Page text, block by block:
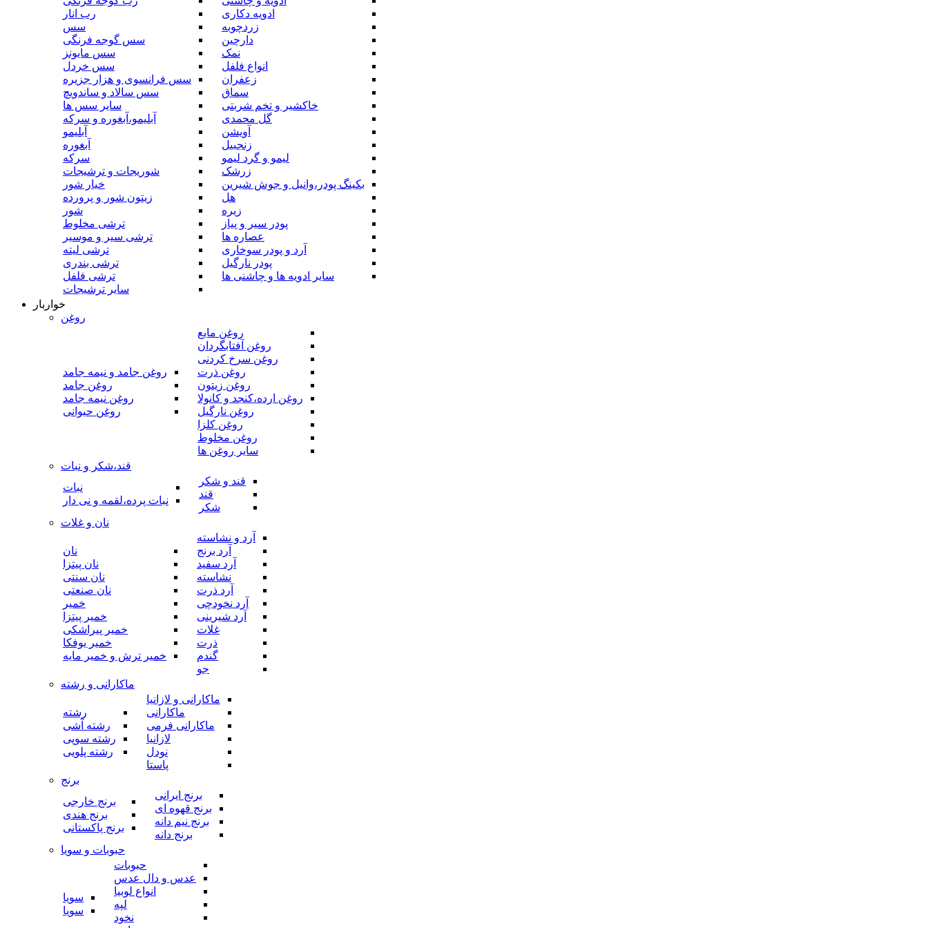
ادویه دکاری
زردچوبه
دارچین
نمک
انواع فلفل
زعفران
سماق
خاکشیر و تخم شربتی
گل محمدی
آویشن
زنجبیل
لیمو و گرد لیمو
زرشک
بکینگ پودر،وانیل و جوش شیرین
هل
زیره
پودر سیر و پیاز
عصاره ها
آرد و پودر سوخاری
پودر نارگیل
سایر ادویه ها و چاشنی ها
رب انار
سس
سس گوجه فرنگی
سس مایونز
سس خردل
سس فرانسوی و هزار جزیره
سس سالاد و ساندویچ
سایر سس ها
آبلیمو،آبغوره و سرکه
آبلیمو
آبغوره
سرکه
شوریجات و ترشیجات
خیار شور
زیتون شور و پرورده
شور
ترشی مخلوط
ترشی سیر و موسیر
ترشی لیته
ترشی بندری
ترشی فلفل
سایر ترشیجات
خواربار
روغن
روغن مایع
روغن آفتابگردان
روغن سرخ کردنی
روغن ذرت
روغن زیتون
روغن ارده،کنجد و کانولا
روغن نارگیل
روغن کلزا
روغن مخلوط
سایر روغن ها
روغن جامد و نیمه جامد
روغن جامد
روغن نیمه جامد
روغن حیوانی
قند،شکر و نبات
قند و شکر
قند
شکر
نبات
نبات پرده،لقمه و نی دار
نان و غلات
آرد و نشاسته
آرد برنج
آرد سفید
نشاسته
آرد ذرت
آرد نخودچی
آرد شیرینی
غلات
ذرت
گندم
جو
نان
نان پیتزا
نان سنتی
نان صنعتی
خمیر
خمیر پیتزا
خمیر پیراشکی
خمیر یوفکا
خمیر ترش و خمیر مایه
ماکارانی و رشته
ماکارانی و لازانیا
ماکارانی
ماکارانی فرمی
لازانیا
نودل
پاستا
رشته
رشته آشی
رشته سوپی
رشته پلویی
برنج
برنج ایرانی
برنج قهوه ای
برنج نیم دانه
برنج دانه
برنج خارجی
برنج هندی
برنج پاکستانی
حبوبات و سویا
حبوبات
عدس و دال عدس
انواع لوبیا
لپه
نخود
سویا
سویا